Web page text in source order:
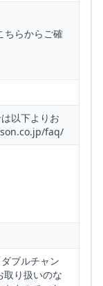
ちらからご確
以下よりお
faq/
ブルチャン
り扱いのな